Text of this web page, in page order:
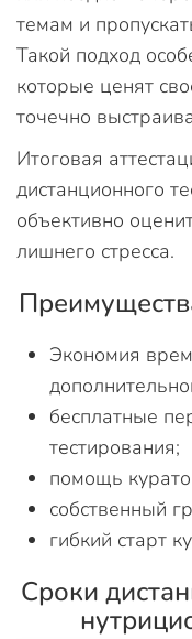
темам и
Такой подход
которые ценят
точечно
Итоговая
дистанционного
объективно
лишнего стресса.
Экономия
бесплатные
тестирования;
помощь
собственный
гибкий старт
Сроки